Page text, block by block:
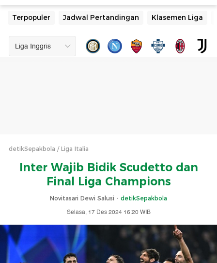
Terpopuler Jadwal Pertandingan Klasemen Liga
detikSepakbola Liga Italia
Inter Wajib Bidik Scudetto dan
Final Liga Champions
Novitasari Dewi Salusi - detikSepakbola
Selasa, 17 Des 2024 16:20 WIB